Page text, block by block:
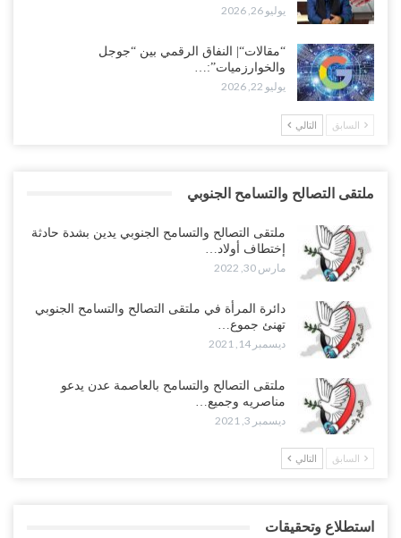
يوليو 26, 2026
“مقالات“| النفاق الرقمي بين “جوجل
والخوارزميات”:…
يوليو 22, 2026
السابق التالي
ملتقى التصالح والتسامح الجنوبي
ملتقى التصالح والتسامح الجنوبي يدين بشدة حادثة
إختطاف أولاد…
مارس 30, 2022
دائرة المرأة في ملتقى التصالح والتسامح الجنوبي
تهنئ جموع…
ديسمبر 14, 2021
ملتقى التصالح والتسامح بالعاصمة عدن يدعو
مناصريه وجميع…
ديسمبر 3, 2021
السابق التالي
استطلاع وتحقيقات